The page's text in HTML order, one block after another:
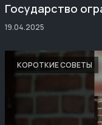
Государство
19.04.2025
КОРОТКИЕ СОВЕТЫ